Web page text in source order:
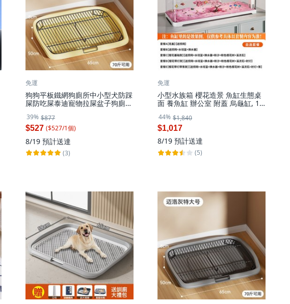
免運
狗狗平板鐵網狗廁所中小型犬防踩
屎防吃屎泰迪寵物拉屎盆子狗廁
18mm】
39% $877
$527 ($527/1個)
8/19 預計送達
(3)
免運
小型水族箱 櫻花造景 魚缸生態桌
面 養魚缸 辦公室 附蓋 烏龜缸, 1
44% $1,840
$1,017
8/19 預計送達
(5)